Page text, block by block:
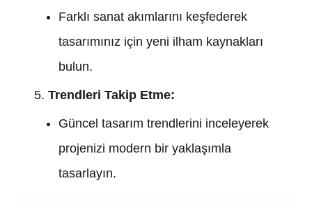
Farklı sanat akımlarını keşfederek
tasarımınız için yeni ilham kaynakları
bulun.
Trendleri Takip Etme:
Güncel tasarım trendlerini inceleyerek
projenizi modern bir yaklaşımla
tasarlayın.